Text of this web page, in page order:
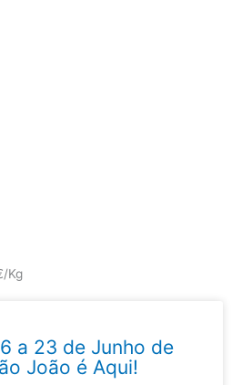
Kg
a 23 de Junho de
João é Aqui!